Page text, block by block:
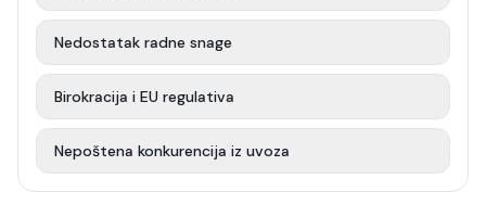
Nedostatak radne snage
Birokracija i EU regulativa
Nepoštena konkurencija iz uvoza